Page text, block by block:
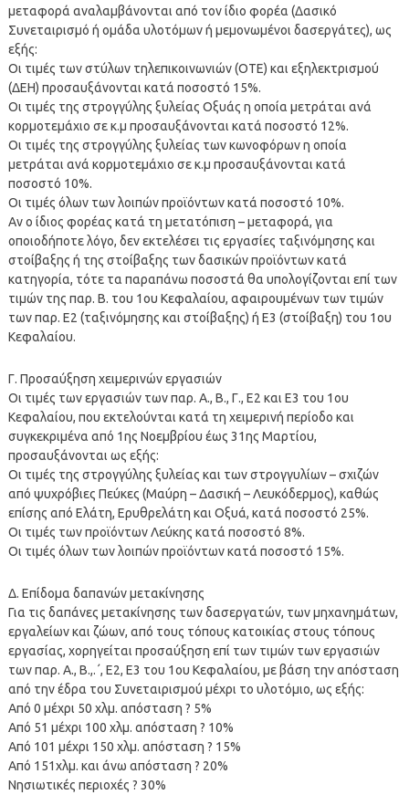
μεταφορά αναλαμβάνονται από τον ίδιο φορέα (Δασικό
Συνεταιρισμό ή ομάδα υλοτόμων ή μεμονωμένοι δασεργάτες), ως
εξής:
Οι τιμές των στύλων τηλεπικοινωνιών (ΟΤΕ) και εξηλεκτρισμού
(ΔΕΗ) προσαυξάνονται κατά ποσοστό 15%.
Οι τιμές της στρογγύλης ξυλείας Οξυάς η οποία μετράται ανά
κορμοτεμάχιο σε κ.μ προσαυξάνονται κατά ποσοστό 12%.
Οι τιμές της στρογγύλης ξυλείας των κωνοφόρων η οποία
μετράται ανά κορμοτεμάχιο σε κ.μ προσαυξάνονται κατά
ποσοστό 10%.
Οι τιμές όλων των λοιπών προϊόντων κατά ποσοστό 10%.
Αν ο ίδιος φορέας κατά τη μετατόπιση – μεταφορά, για
οποιοδήποτε λόγο, δεν εκτελέσει τις εργασίες ταξινόμησης και
στοίβαξης ή της στοίβαξης των δασικών προϊόντων κατά
κατηγορία, τότε τα παραπάνω ποσοστά θα υπολογίζονται επί των
τιμών της παρ. Β. του 1ου Κεφαλαίου, αφαιρουμένων των τιμών
των παρ. Ε2 (ταξινόμησης και στοίβαξης) ή Ε3 (στοίβαξη) του 1ου
Κεφαλαίου.
Γ. Προσαύξηση χειμερινών εργασιών
Οι τιμές των εργασιών των παρ. Α., Β., Γ., Ε2 και Ε3 του 1ου
Κεφαλαίου, που εκτελούνται κατά τη χειμερινή περίοδο και
συγκεκριμένα από 1ης Νοεμβρίου έως 31ης Μαρτίου,
προσαυξάνονται ως εξής:
Οι τιμές της στρογγύλης ξυλείας και των στρογγυλίων – σχιζών
από ψυχρόβιες Πεύκες (Μαύρη – Δασική – Λευκόδερμος), καθώς
επίσης από Ελάτη, Ερυθρελάτη και Οξυά, κατά ποσοστό 25%.
Οι τιμές των προϊόντων Λεύκης κατά ποσοστό 8%.
Οι τιμές όλων των λοιπών προϊόντων κατά ποσοστό 15%.
Δ. Επίδομα δαπανών μετακίνησης
Για τις δαπάνες μετακίνησης των δασεργατών, των μηχανημάτων,
εργαλείων και ζώων, από τους τόπους κατοικίας στους τόπους
εργασίας, χορηγείται προσαύξηση επί των τιμών των εργασιών
των παρ. Α., Β.,.΄, Ε2, Ε3 του 1ου Κεφαλαίου, με βάση την απόσταση
από την έδρα του Συνεταιρισμού μέχρι το υλοτόμιο, ως εξής:
Από 0 μέχρι 50 χλμ. απόσταση ? 5%
Από 51 μέχρι 100 χλμ. απόσταση ? 10%
Από 101 μέχρι 150 χλμ. απόσταση ? 15%
Από 151χλμ. και άνω απόσταση ? 20%
Νησιωτικές περιοχές ? 30%